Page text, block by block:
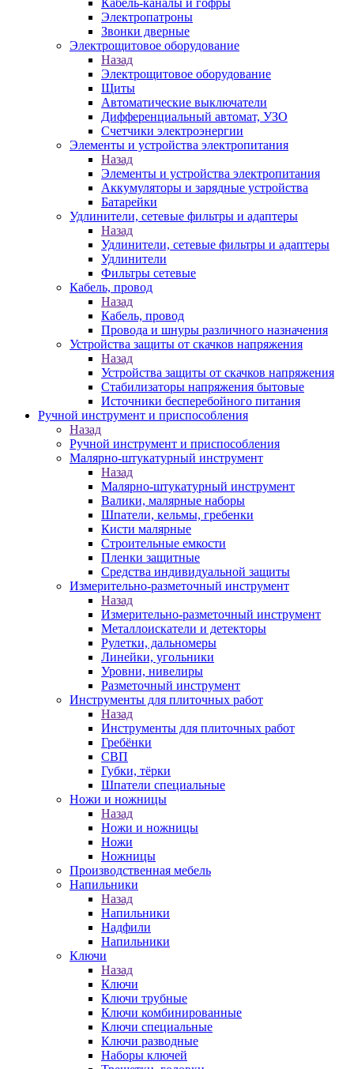
Кабель-каналы и гофры
Электропатроны
Звонки дверные
Электрощитовое оборудование
Назад
Электрощитовое оборудование
Щиты
Автоматические выключатели
Дифференциальный автомат, УЗО
Счетчики электроэнергии
Элементы и устройства электропитания
Назад
Элементы и устройства электропитания
Аккумуляторы и зарядные устройства
Батарейки
Удлинители, сетевые фильтры и адаптеры
Назад
Удлинители, сетевые фильтры и адаптеры
Удлинители
Фильтры сетевые
Кабель, провод
Назад
Кабель, провод
Провода и шнуры различного назначения
Устройства защиты от скачков напряжения
Назад
Устройства защиты от скачков напряжения
Стабилизаторы напряжения бытовые
Источники бесперебойного питания
Ручной инструмент и приспособления
Назад
Ручной инструмент и приспособления
Малярно-штукатурный инструмент
Назад
Малярно-штукатурный инструмент
Валики, малярные наборы
Шпатели, кельмы, гребенки
Кисти малярные
Строительные емкости
Пленки защитные
Средства индивидуальной защиты
Измерительно-разметочный инструмент
Назад
Измерительно-разметочный инструмент
Металлоискатели и детекторы
Рулетки, дальномеры
Линейки, угольники
Уровни, нивелиры
Разметочный инструмент
Инструменты для плиточных работ
Назад
Инструменты для плиточных работ
Гребёнки
СВП
Губки, тёрки
Шпатели специальные
Ножи и ножницы
Назад
Ножи и ножницы
Ножи
Ножницы
Производственная мебель
Напильники
Назад
Напильники
Надфили
Напильники
Ключи
Назад
Ключи
Ключи трубные
Ключи комбинированные
Ключи специальные
Ключи разводные
Наборы ключей